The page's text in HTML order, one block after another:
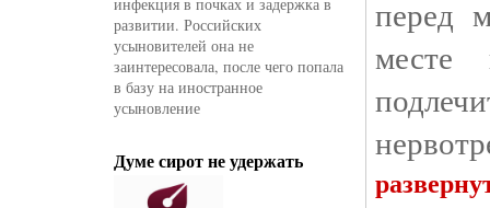
развитии. Российских
усыновителей она не
заинтересовала, после чего попала
в базу на иностранное
усыновление
Думе сирот не удержать
перед
месте